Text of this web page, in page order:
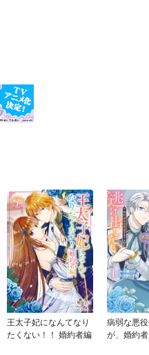
王太子妃になんてなり
たくない！！ 婚約者編
病弱な悪
が、婚約